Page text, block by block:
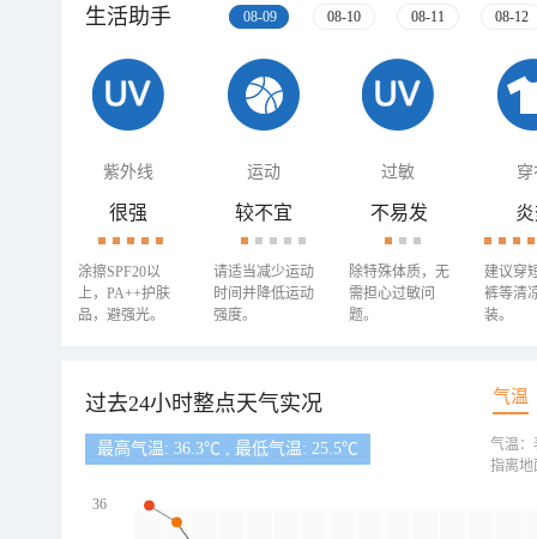
生活助手 08-09 08-10 08-11 08-12
紫外线 运动 过敏 穿
很强
涂擦SPF20以
上，PA++护肤
品，避强光。
较不宜
请适当减少运动
时间并降低运动
强度。
不易发
除特殊体质，无
需担心过敏问
题。
建议穿
裤等清
装。
过去24小时整点天气实况 气温
最高气温: 36.3℃ , 最低气温: 25.5℃
36
气温：
指离地